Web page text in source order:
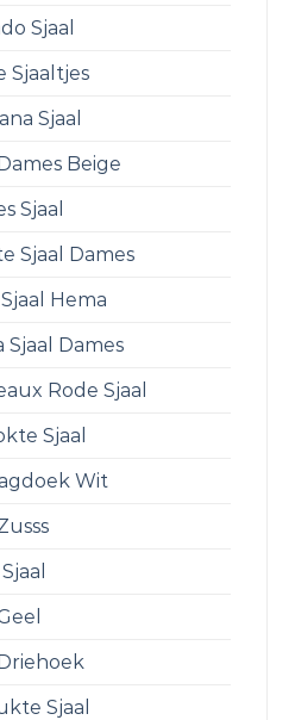
Sjaal
Sjaaltjes
Sjaal
Beige
Sjaal
Sjaal Dames
Hema
Sjaal Dames
Rode Sjaal
Sjaal
Wit
Sjaal